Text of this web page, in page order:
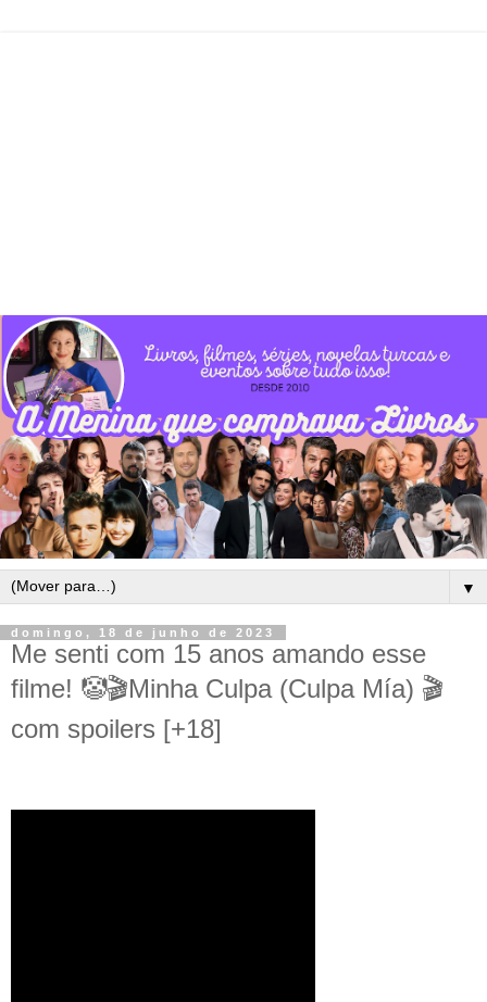
▼
domingo, 18 de junho de 2023
Me senti com 15 anos amando esse
filme! 🤡🎬Minha Culpa (Culpa Mía) 🎬
com spoilers [+18]